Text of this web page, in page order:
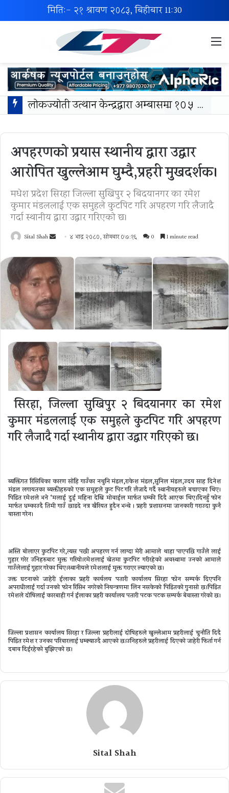
मिति:- २१ श्रावण २०८३, बिहीबार11:30
लोकज्योती उत्थान केन्द्रद्वारा अम्बासमा १०५ विपन्न विद्यार्थीलाई शैक्षिक तथा खेलकुद सामग्री वितरण
अपहरणको प्रयास स्थानीय द्वारा उद्वार
आरोपित खुल्लेआम घुम्दै,प्रहरी मुखदर्शक।
मधेश प्रदेश सिरहा जिल्ला सुखिपुर २ बिदयानगर का रमेश
कुमार मंडललाई एक समुहले कुटपिट गरि अपहरण गरि लैजादै
गर्दा स्थानीय द्वारा उद्वार गरिएकाे छ।
Sital Shah
Send
email
४ भाद्र २०८०, सोमबार ०७:१६ 0 1 minute read
सिरहा, जिल्ला सुखिपुर २ बिदयानगर का रमेश
कुमार मंडललाई एक समुहले कुटपिट गरि अपहरण
गरि लैजादै गर्दा स्थानीय द्वारा उद्वार गरिएकाे छ।
ब्यक्तिगत रिसिविका कारण साेहि गाउँका नथुनि मंडल,राकेश मंडल,सुनिल मंडल,उदय साह दिनेश
मंडल लगायतका ब्यक्तीहरुकाे एक समुहले कुट पिट गरि लैजादै गर्दै स्थानीयहरुले बचाएका थिए।
पिडित रमेशले भने ‘मलाई दुई महिना देखि माेवाईल मार्फत धम्की दिदै आएक थिए।दिनहुँ फाेन
मार्फत धम्काउदै तिमी गाउँ छाडदे नत्र खैरियत हुदैन भन्थे । प्रहरी प्रशासनमा जानकारी गराउदा कुनै
वास्ता गरेन।
अस्ति बाेलाएर कुटपिट गरे,त्यस पछी अपहरण गर्न लाग्दा मेरी आमाले थाहा पाएपछि गाउँले लाई
गुहार गरेर उनिहरुबाट मुक्त गरियाे।रमेशलाई खेतमा कुटपिट गरीरहेकाे अवस्थामा उनकाे आमाले
गाउँलेलाई गुहार गरेका थिए।स्थानीयले रमेशलाई मुक्त गराएर ल्याएकाे छ।
उक्त घटनाकाे जाहेरी ईलाका प्रहरी कार्यलय पतारी कार्यालय सिरहा फाेन सम्पर्क दिएपनि
अपराधीलाई गर्दा उनकाे फाेन रिसिभ नगरेकाे नियन्त्रणमा लिन नसकेकाे पिडितकाे गुनासाे छ।पिडित
रमेशले दाेषिलाई कारबाही गर्न ईलाका प्रहरी कार्यालय पतारी पटक पटक सम्पर्क बेवास्ता गरेकाे छ।
जिल्ला प्रशासन कार्यालय सिरहा र जिल्ला प्रहरीलाई दाेषिहरुले खुल्लेआम प्रहरीलाई चुनाैति दिदै
पिडित रमेश र उनका परिवारलाई धम्क्याउदै आएको छ।उनिहरुले प्रहरीलाई दिएकाे जाहेरी फिर्ता गर्न
दबाव दिईरहेकाे बुझिएकाे छ।
Sital Shah